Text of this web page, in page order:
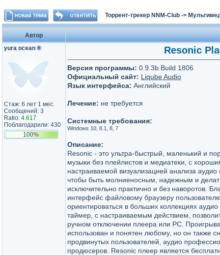
Торрент-трекер NNM-Club ->
Автор
yura ocean ®
Стаж: 6 лет 1 мес.
Сообщений: 3
Ratio: 4.617
Поблагодарили: 430
100%
Resonic
Версия программы: 0.9.3b Build 1806
Официальный сайт: Liqube Audio
Язык интерфейса: Английский
Лечение: не требуется
Системные требования:
Windows 10, 8.1, 8, 7
Описание:
Resonic - это ультра-быстрый, маленький и
музыки без плейлистов и медиатеки, с
настраиваемой визуализацией анализа аудио
чтобы быть молниеносным, надежным и
исключительно практично и без наворотов.
интерфейс файловому браузеру
ориентироваться в больших коллекциях
таймер, с настраиваемым действием,
ручном отключении плеера или PC.
использован и понятен любому, но он также
продвинутых пользователей, аудио
продюсеров. Resonic плеер является